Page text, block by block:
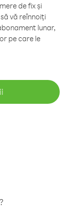
de fix și
vă reînnoiți
lunar,
pe care le